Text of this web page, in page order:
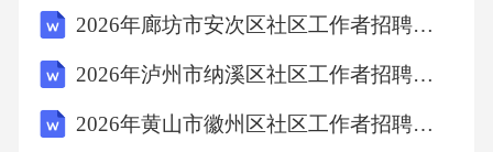
C.麒麟
D.老虎
2026年廊坊市安次区社区工作者招聘考试参考试题及答案解析
2026年泸州市纳溪区社区工作者招聘考试备考题库及答案解析
2026年黄山市徽州区社区工作者招聘笔试模拟试题及答案解析